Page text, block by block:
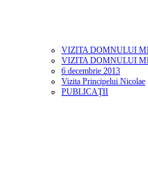
VIZITA DOMNULUI
VIZITA DOMNULUI
6 decembrie 2013
Vizita Principelui Nicolae
PUBLICAŢII